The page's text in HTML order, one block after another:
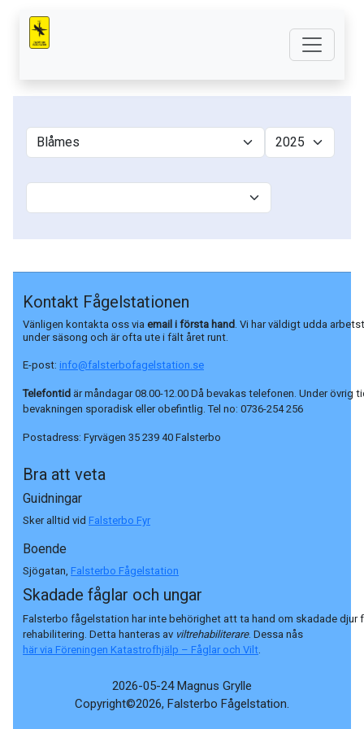
Kontakt Fågelstationen
Vänligen kontakta oss via email i första hand. Vi har väldigt udda
under säsong och är ofta ute i fält året runt.
E-post: info@falsterbofagelstation.se
Telefontid är måndagar 08.00-12.00 Då bevakas telefonen. Under övrig
bevakningen sporadisk eller obefintlig. Tel no: 0736-254 256
Postadress: Fyrvägen 35 239 40 Falsterbo
Bra att veta
Guidningar
Sker alltid vid Falsterbo Fyr
Boende
Sjögatan, Falsterbo Fågelstation
Skadade fåglar och ungar
Falsterbo fågelstation har inte behörighet att ta hand om skadade djur
rehabilitering. Detta hanteras av viltrehabiliterare. Dessa nås
här via Föreningen Katastrofhjälp – Fåglar och Vilt.
2026-05-24 Magnus Grylle
Copyright©2026, Falsterbo Fågelstation.